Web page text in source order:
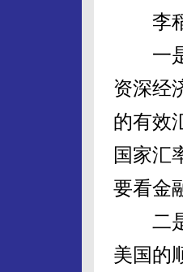
李稻
一是
资深经
的有效
国家汇
要看金
二是
美国的